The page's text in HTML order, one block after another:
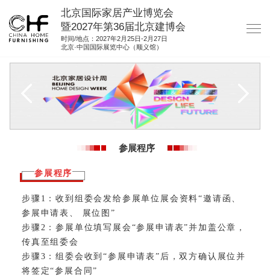
北京国际家居产业博览会
暨2027年第36届北京建博会
时间/地点：2027年2月25日-2月27日
北京·中国国际展览中心（顺义馆）
资料下载
集团展会
参展联络
参展程序
参展程序
步骤1：收到组委会发给参展单位展会资料“邀请函、
参展申请表、 展位图”
步骤2：参展单位填写展会“参展申请表”并加盖公章，
传真至组委会
步骤3：组委会收到“参展申请表”后，双方确认展位并
将签定“参展合同”